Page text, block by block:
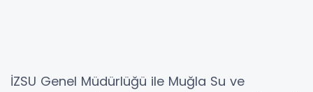
İZSU Genel Müdürlüğü ile Muğla Su ve